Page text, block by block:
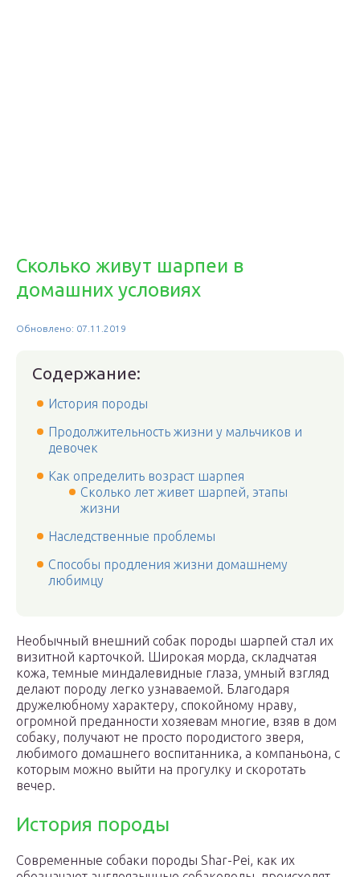
Сколько живут шарпеи в
домашних условиях
Обновлено: 07.11.2019
Содержание:
История породы
Продолжительность жизни у мальчиков и
девочек
Как определить возраст шарпея
Сколько лет живет шарпей, этапы
жизни
Наследственные проблемы
Способы продления жизни домашнему
любимцу
Необычный внешний собак породы шарпей стал их
визитной карточкой. Широкая морда, складчатая
кожа, темные миндалевидные глаза, умный взгляд
делают породу легко узнаваемой. Благодаря
дружелюбному характеру, спокойному нраву,
огромной преданности хозяевам многие, взяв в дом
собаку, получают не просто породистого зверя,
любимого домашнего воспитанника, а компаньона, с
которым можно выйти на прогулку и скоротать
вечер.
История породы
Современные собаки породы Shar-Pei, как их